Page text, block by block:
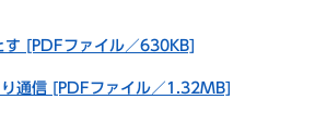
す [PDFファイル／630KB]
通信 [PDFファイル／1.32MB]